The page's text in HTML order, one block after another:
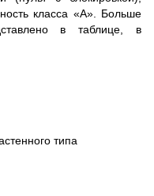
класса «А». Больше
в таблице, в
типа